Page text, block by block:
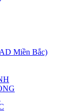
Miền Bắc)